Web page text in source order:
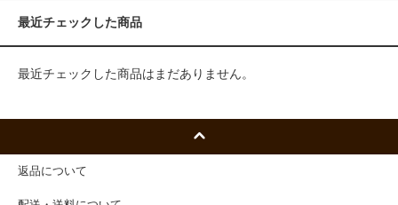
最近チェックした商品
最近チェックした商品はまだありません。
返品について